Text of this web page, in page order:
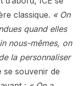
classique. « On
quand elles
nous-mêmes, on
la personnaliser
se souvenir de